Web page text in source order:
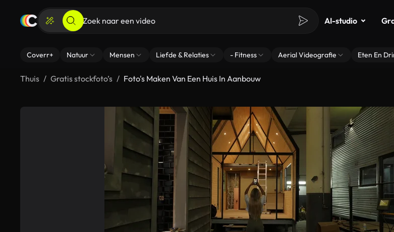
AI-studio
Coverr+ Natuur Mensen Liefde & Relaties - Fitness Aerial Videografie Eten En
Thuis Gratis stockfoto’s Foto's Maken Van Een Huis In Aanbouw